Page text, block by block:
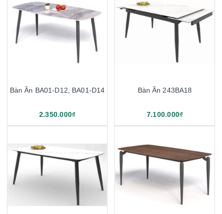
Bàn Ăn BA01-D12, BA01-D14
2.350.000₫
Bàn Ăn 243BA18
7.100.000₫